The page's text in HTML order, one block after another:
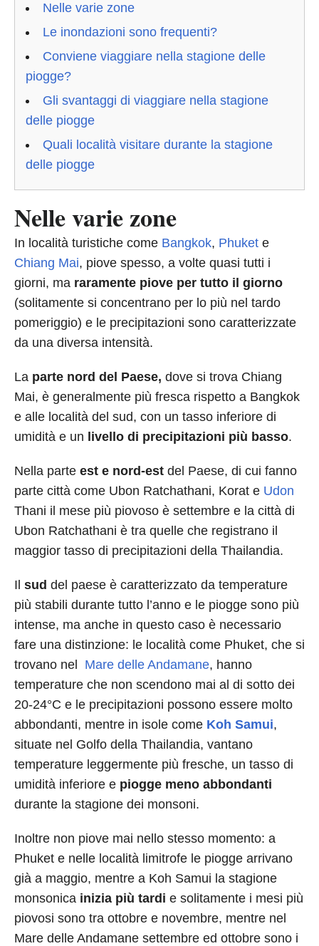
Nelle varie zone
Le inondazioni sono frequenti?
Conviene viaggiare nella stagione delle
piogge?
Gli svantaggi di viaggiare nella stagione
delle piogge
Quali località visitare durante la stagione
delle piogge
Nelle varie zone
In località turistiche come Bangkok, Phuket e
Chiang Mai, piove spesso, a volte quasi tutti i
giorni, ma raramente piove per tutto il giorno
(solitamente si concentrano per lo più nel tardo
pomeriggio) e le precipitazioni sono caratterizzate
da una diversa intensità.
La parte nord del Paese, dove si trova Chiang
Mai, è generalmente più fresca rispetto a Bangkok
e alle località del sud, con un tasso inferiore di
umidità e un livello di precipitazioni più basso.
Nella parte est e nord-est del Paese, di cui fanno
parte città come Ubon Ratchathani, Korat e Udon
Thani il mese più piovoso è settembre e la città di
Ubon Ratchathani è tra quelle che registrano il
maggior tasso di precipitazioni della Thailandia.
Il sud del paese è caratterizzato da temperature
più stabili durante tutto l’anno e le piogge sono più
intense, ma anche in questo caso è necessario
fare una distinzione: le località come Phuket, che si
trovano nel Mare delle Andamane, hanno
temperature che non scendono mai al di sotto dei
20-24°C e le precipitazioni possono essere molto
abbondanti, mentre in isole come Koh Samui,
situate nel Golfo della Thailandia, vantano
temperature leggermente più fresche, un tasso di
umidità inferiore e piogge meno abbondanti
durante la stagione dei monsoni.
Inoltre non piove mai nello stesso momento: a
Phuket e nelle località limitrofe le piogge arrivano
già a maggio, mentre a Koh Samui la stagione
monsonica inizia più tardi e solitamente i mesi più
piovosi sono tra ottobre e novembre, mentre nel
Mare delle Andamane settembre ed ottobre sono i